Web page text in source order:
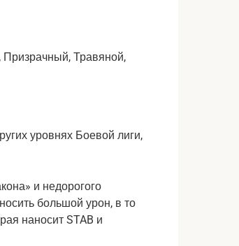
Травяной,
уровнях Боевой лиги,
и недорогого
большой урон, в то
наносит STAB и